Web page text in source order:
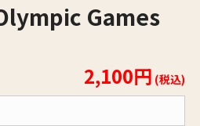
Games
2,100円 (税込)